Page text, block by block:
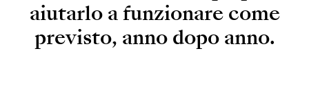
aiutarlo a funzionare come
previsto, anno dopo anno.